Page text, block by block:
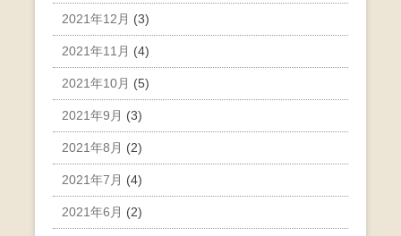
2021年12月 (3)
2021年11月 (4)
2021年10月 (5)
2021年9月 (3)
2021年8月 (2)
2021年7月 (4)
2021年6月 (2)